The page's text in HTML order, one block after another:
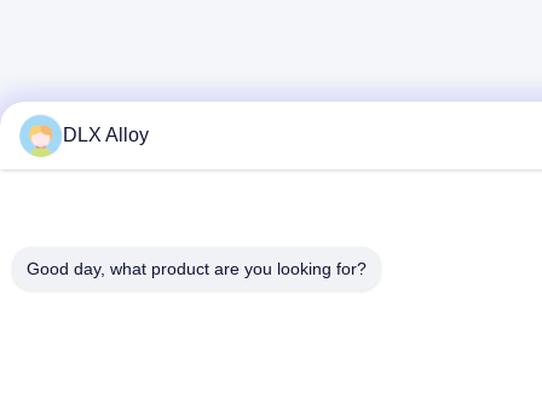
DLX Alloy
Good day, what product are you looking for?